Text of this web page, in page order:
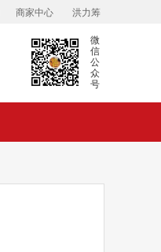
商家中心 洪力筹
微
信
公
众
号